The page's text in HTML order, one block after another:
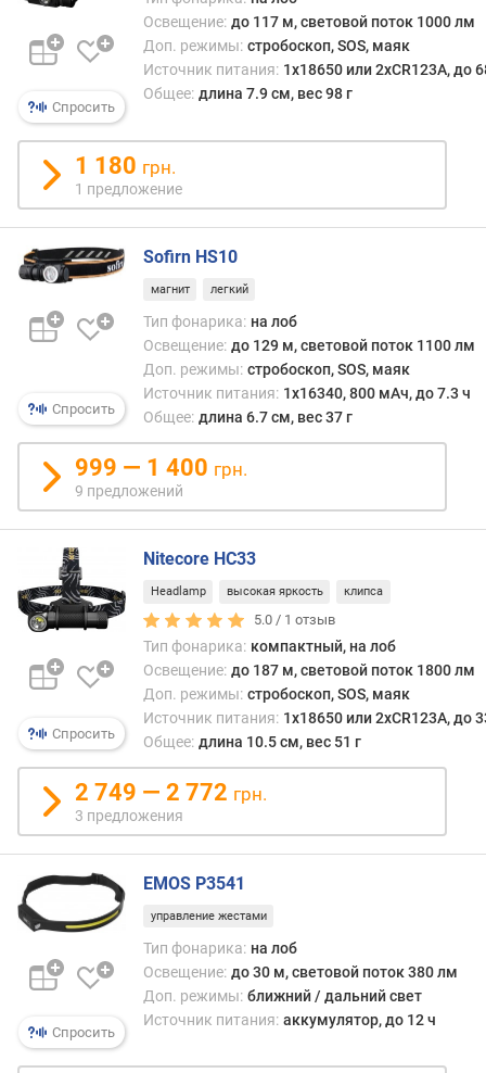
н
и
я
е
м
к
о
с
т
а
к
к
у
я
т
о
р
а
(
м
А
ч
)
в
р
м
я
р
а
б
о
т
(
е
ж
м
Спросить
Освещение: до 117 м, световой поток 1000 лм
Доп. режимы: стробоскоп, SOS, маяк
Источник питания: 1x18650 или 2xCR123A, до
Общее: длина 7.9 см, вес 98 г
1 180 грн.
1 предложение
Спросить
Sofirn HS10
магнит легкий
Тип фонарика: на лоб
Освещение: до 129 м, световой поток 1100 лм
Доп. режимы: стробоскоп, SOS, маяк
Источник питания: 1x16340, 800 мАч, до 7.3 ч
Общее: длина 6.7 см, вес 37 г
999 — 1 400 грн.
9 предложений
Спросить
Nitecore HC33
Headlamp высокая яркость клипса
5.0 / 1 отзыв
Тип фонарика: компактный, на лоб
Освещение: до 187 м, световой поток 1800 лм
Доп. режимы: стробоскоп, SOS, маяк
Источник питания: 1x18650 или 2xCR123A, до
Общее: длина 10.5 см, вес 51 г
2 749 — 2 772 грн.
3 предложения
Спросить
EMOS P3541
управление жестами
Тип фонарика: на лоб
Освещение: до 30 м, световой поток 380 лм
Доп. режимы: ближний / дальний свет
Источник питания: аккумулятор, до 12 ч